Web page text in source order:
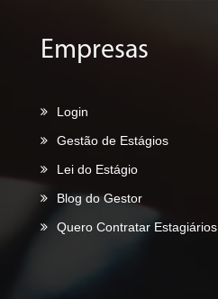
Empresas
Login
Gestão de Estágios
Lei do Estágio
Blog do Gestor
Quero Contratar Estagiários